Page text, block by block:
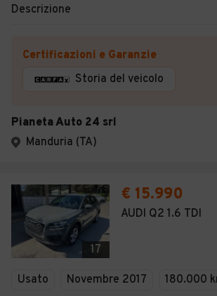
Descrizione
Certificazioni e Garanzie
Storia del veicolo
Pianeta Auto 24 srl
Manduria (TA)
17
€ 15.990
AUDI Q2 1.6 TDI
Usato Novembre 2017
180.000